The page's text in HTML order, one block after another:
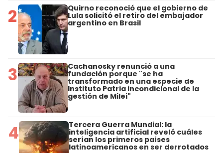
2 Quirno reconoció que el gobierno de
Lula solicitó el retiro del embajador
argentino en Brasil
3 Cachanosky renunció a una
fundación porque "se ha
transformado en una especie de
Instituto Patria incondicional de la
gestión de Milei"
4 Tercera Guerra Mundial: la
inteligencia artificial reveló cuáles
serían los primeros países
latinoamericanos en ser derrotados